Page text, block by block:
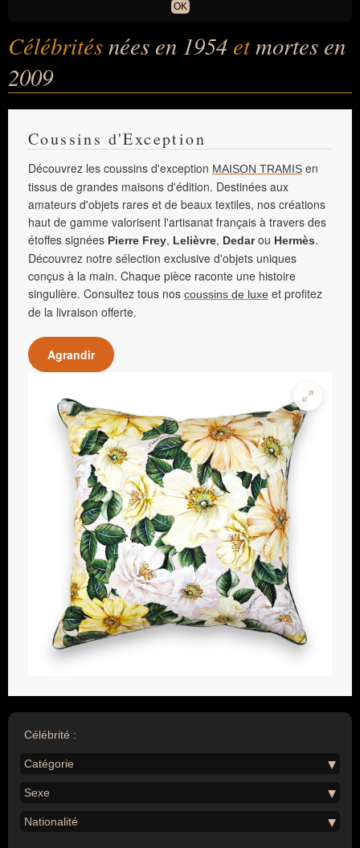
OK
Célébritésnées en 1954 etmortes en
2009
Coussins d'Exception
Découvrez les coussins d'exception MAISON TRAMIS en
tissus de grandes maisons d'édition. Destinées aux
amateurs d'objets rares et de beaux textiles, nos créations
haut de gamme valorisent l'artisanat français à travers des
étoffes signées Pierre Frey, Lelièvre, Dedarou Hermès.
Découvrez notre sélection exclusive d'objets uniques
conçus à la main. Chaque pièce raconte une histoire
singulière. Consultez tous nos coussins de luxe et profitez
de la livraison offerte.
Agrandir
Célébrité :
Catégorie
Sexe
Nationalité